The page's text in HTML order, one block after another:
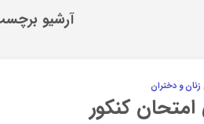
آرشیو
و دختران
کنکور